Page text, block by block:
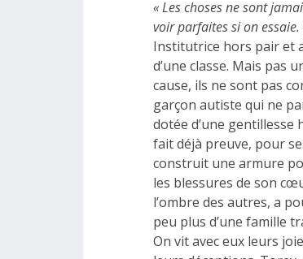
« Les choses ne sont
voir parfaites si on
Institutrice hors pair et
d’une classe. Mais pas
cause, ils ne sont pas
garçon autiste qui ne
dotée d’une gentillesse
fait déjà preuve, pour
construit une armure
les blessures de son
l’ombre des autres, a
peu plus d’une famille
On vit avec eux leurs